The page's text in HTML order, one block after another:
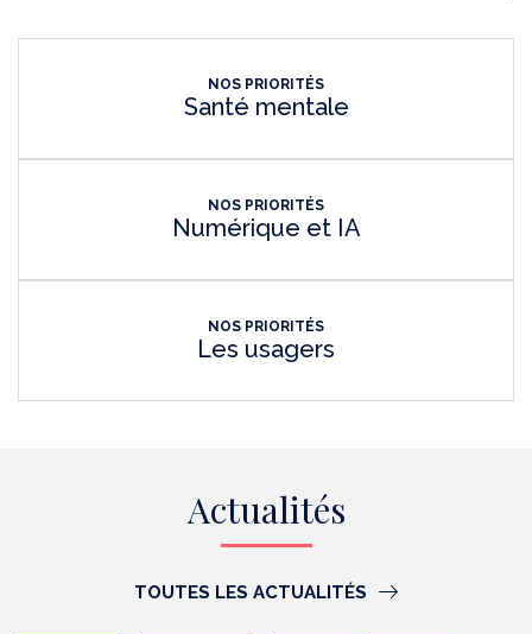
NOS PRIORITÉS
Santé mentale
NOS PRIORITÉS
Numérique et IA
NOS PRIORITÉS
Les usagers
Actualités
TOUTES LES ACTUALITÉS